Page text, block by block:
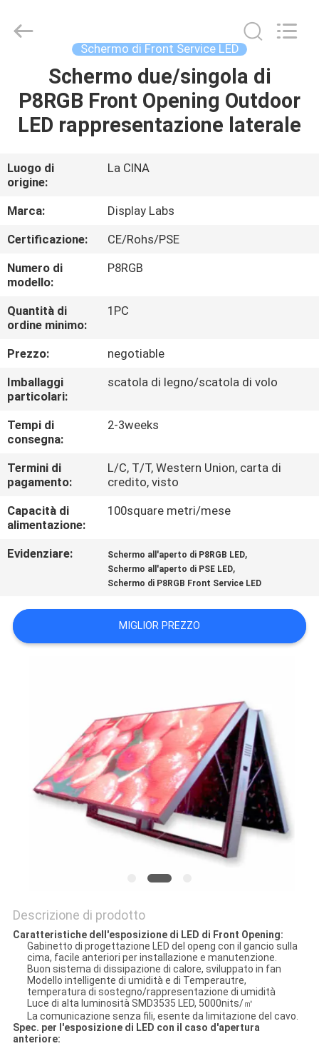
CASA
PRODOTTI
MOSTRA
VR
CIRCA
NOI
GIRO
DELLA
FABBRICA
CONTROLLO
DI
QUALITÀ
CONTATTICI
UNA
CITAZIONE
PRIVACY
POLICY
Display
Labs
Schermo di Front Service LED
Schermo due/singola di
P8RGB Front Opening Outdoor
LED rappresentazione laterale
Luogo di
origine:
La CINA
Marca:
Display Labs
Certificazione:
CE/Rohs/PSE
Numero di
modello:
P8RGB
Quantità di
ordine minimo:
1PC
Prezzo:
negotiable
Imballaggi
particolari:
scatola di legno/scatola di volo
Tempi di
consegna:
2-3weeks
Termini di
pagamento:
L/C, T/T, Western Union, carta di
credito, visto
Capacità di
alimentazione:
100square metri/mese
Evidenziare: Schermo all'aperto di P8RGB LED,
Schermo all'aperto di PSE LED,
Schermo di P8RGB Front Service LED
MIGLIOR PREZZO
Descrizione di prodotto
Caratteristiche dell'esposizione di LED di Front Opening:
Gabinetto di progettazione LED del openg con il gancio sulla
cima, facile anteriori per installazione e manutenzione.
Buon sistema di dissipazione di calore, sviluppato in fan
Modello intelligente di umidità e di Temperautre,
temperatura di sostegno/rappresentazione di umidità
Luce di alta luminosità SMD3535 LED, 5000nits/㎡
La comunicazione senza fili, esente da limitazione del cavo.
Spec. per l'esposizione di LED con il caso d'apertura
anteriore: